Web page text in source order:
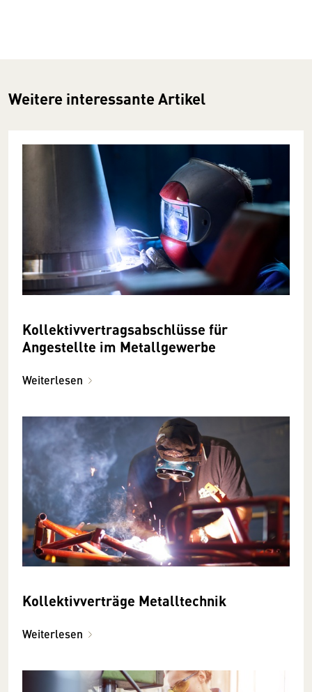
Weitere interessante Artikel
Kollektivvertragsabschlüsse für
Angestellte im Metallgewerbe
Weiterlesen
Kollektivverträge Metalltechnik
Weiterlesen